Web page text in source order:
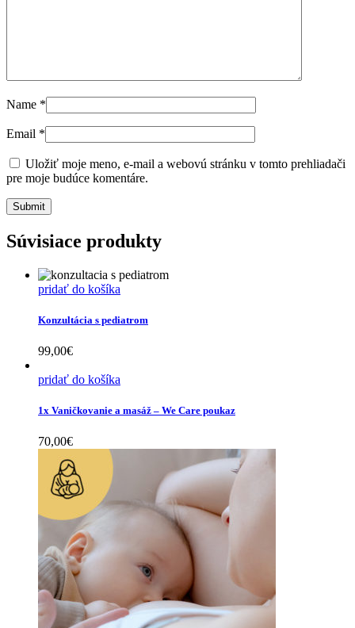
Name *
Email *
Uložiť moje meno, e-mail a webovú stránku v tomto prehliadači
pre moje budúce komentáre.
Súvisiace produkty
pridať do košíka
Konzultácia s pediatrom
99,00€
pridať do košíka
has
The
chosen
product
page
1x Vaničkovanie a masáž – We Care poukaz
70,00€